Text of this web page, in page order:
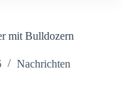
mit Bulldozern
Nachrichten